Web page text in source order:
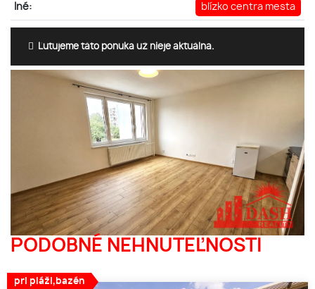
Iné: blízko centra mesta
Ľutujeme táto ponuka už nieje aktuálna.
PODOBNÉ NEHNUTEĽNOSTI
pri pláži,bazén